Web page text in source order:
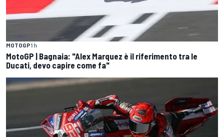
MOTOGP1 h
MotoGP | Bagnaia: "Alex Marquez è il riferimento tra le
Ducati, devo capire come fa"